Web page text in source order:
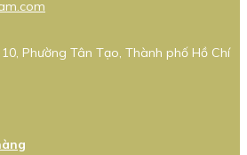
Phường Tân Tạo, Thành phố Hồ Chí